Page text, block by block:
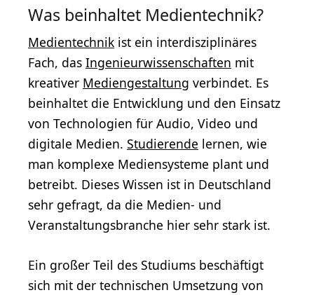
Was beinhaltet Medientechnik?
Medientechnik ist ein interdisziplinäres
Fach, das Ingenieurwissenschaften mit
kreativer Mediengestaltung verbindet. Es
beinhaltet die Entwicklung und den Einsatz
von Technologien für Audio, Video und
digitale Medien. Studierende lernen, wie
man komplexe Mediensysteme plant und
betreibt. Dieses Wissen ist in Deutschland
sehr gefragt, da die Medien- und
Veranstaltungsbranche hier sehr stark ist.
Ein großer Teil des Studiums beschäftigt
sich mit der technischen Umsetzung von